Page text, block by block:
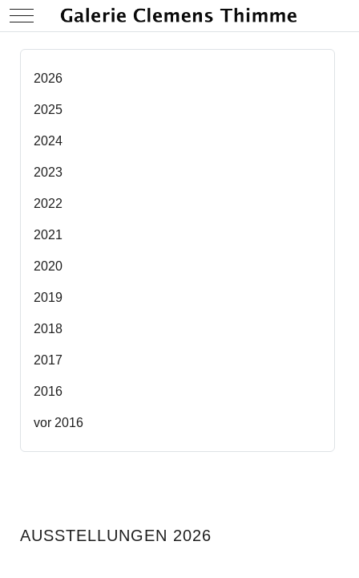
Mobile Menu Toggle
2026
2025
2024
2023
2022
2021
2020
2019
2018
2017
2016
vor 2016
AUSSTELLUNGEN 2026